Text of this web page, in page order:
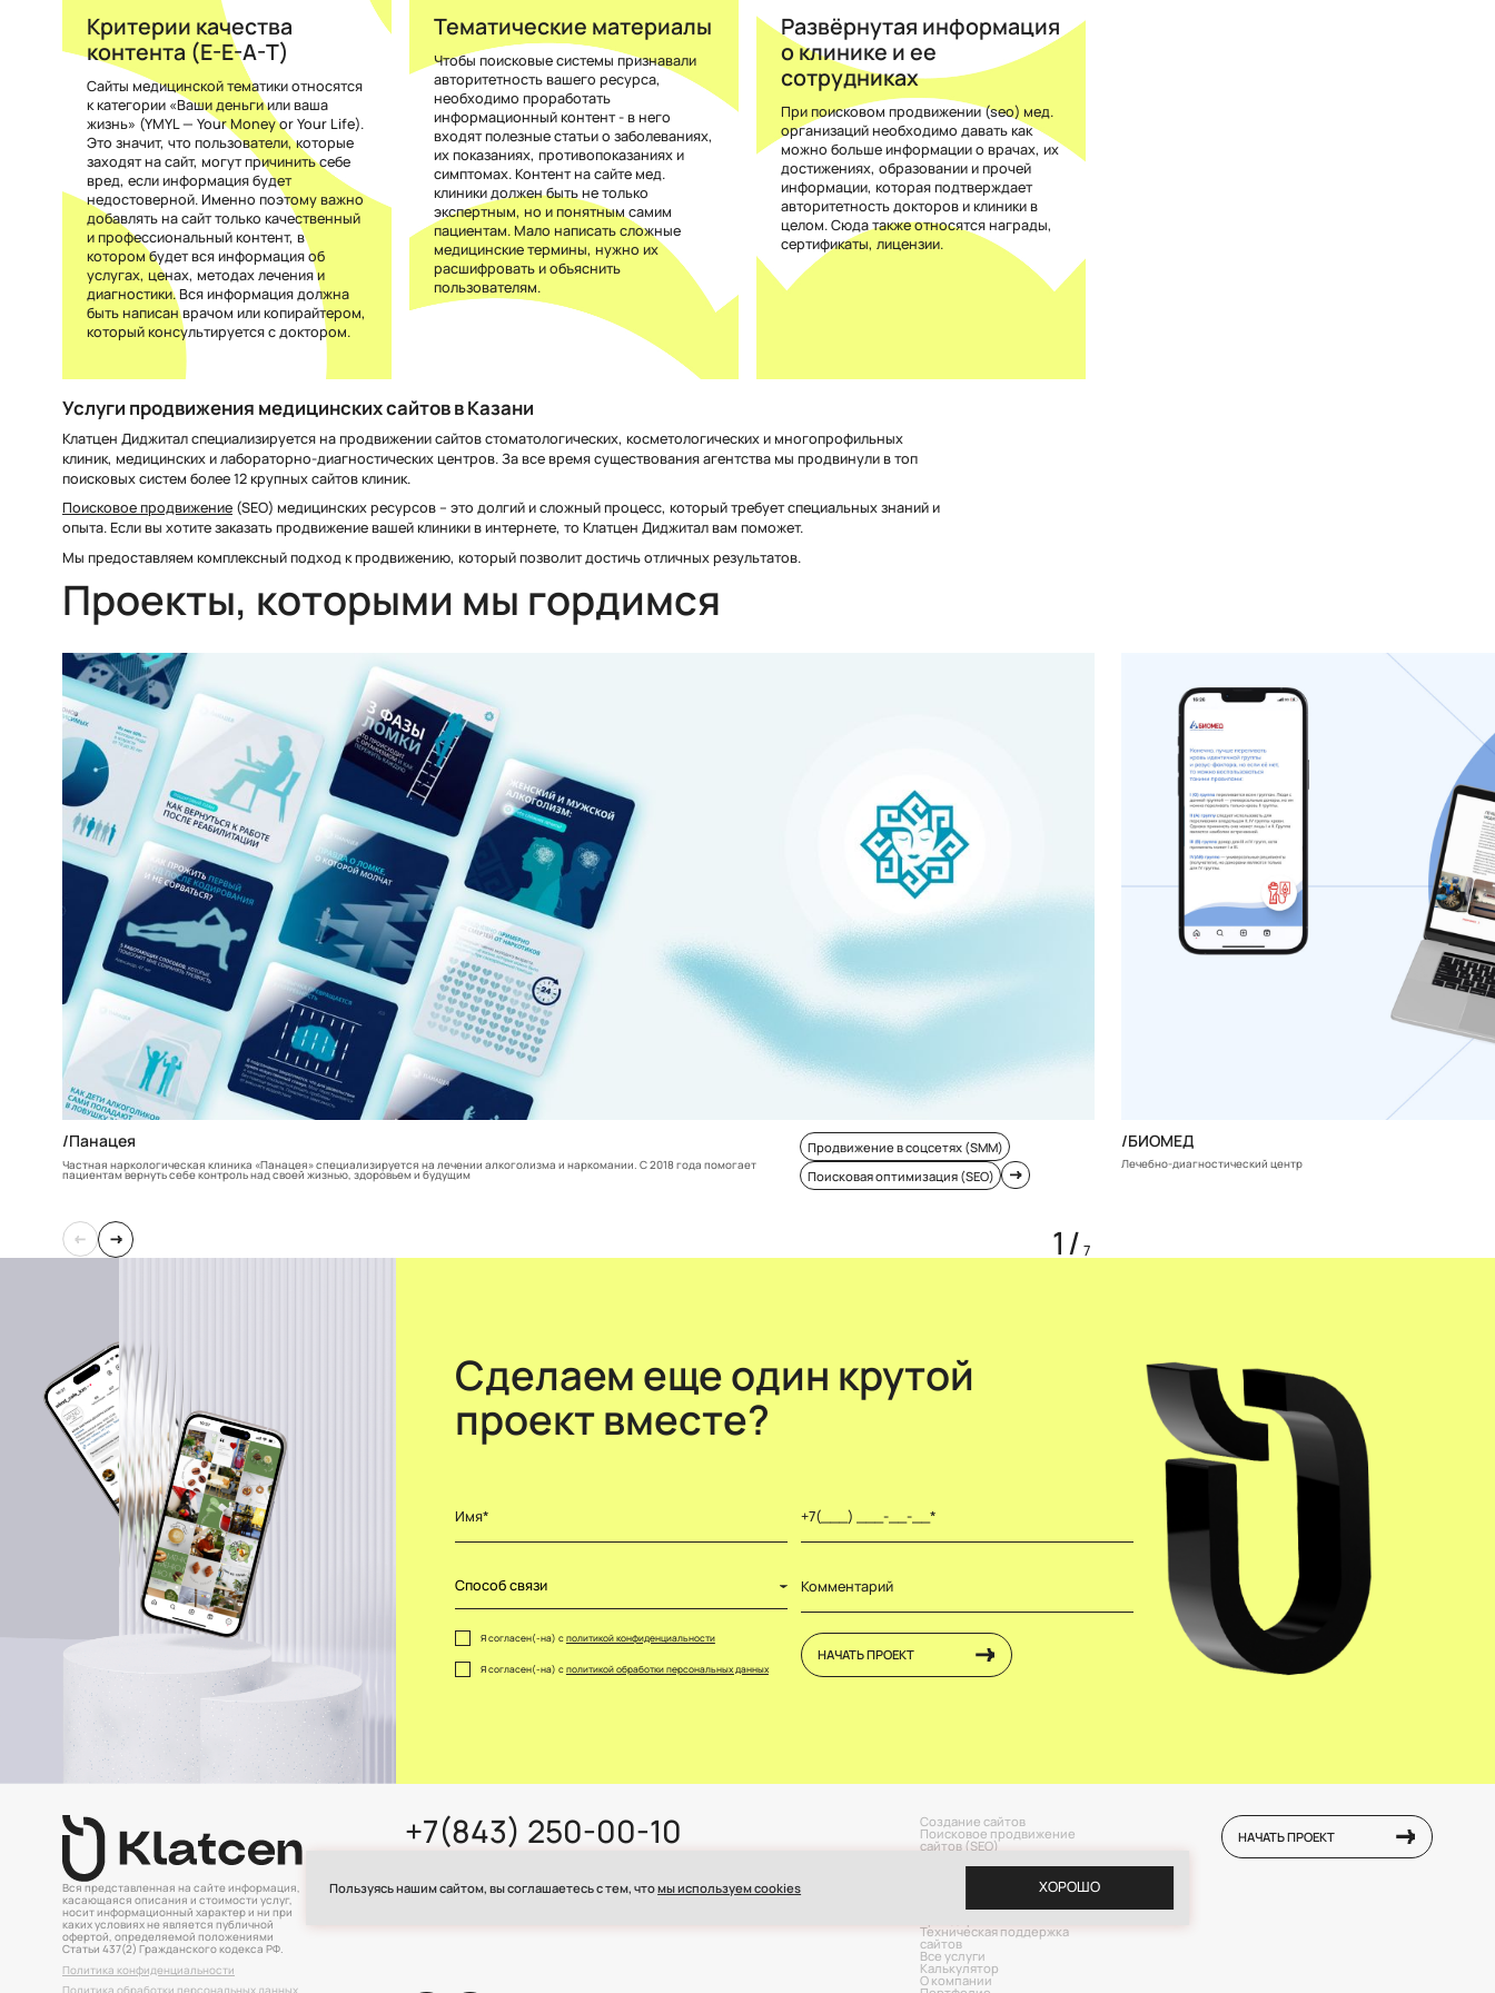
Критерии качества
контента (E-E-A-T)
Сайты медицинской тематики относятся
к категории «Ваши деньги или ваша
жизнь» (YMYL — Your Money or Your Life).
Это значит, что пользователи, которые
заходят на сайт, могут причинить себе
вред, если информация будет
недостоверной. Именно поэтому важно
добавлять на сайт только качественный
и профессиональный контент, в
котором будет вся информация об
услугах, ценах, методах лечения и
диагностики. Вся информация должна
быть написан врачом или копирайтером,
который консультируется с доктором.
Тематические материалы
Чтобы поисковые системы признавали
авторитетность вашего ресурса,
необходимо проработать
информационный контент - в него
входят полезные статьи о заболеваниях,
их показаниях, противопоказаниях и
симптомах. Контент на сайте мед.
клиники должен быть не только
экспертным, но и понятным самим
пациентам. Мало написать сложные
медицинские термины, нужно их
расшифровать и объяснить
пользователям.
Развёрнутая информация
о клинике и ее
сотрудниках
При поисковом продвижении (seo) мед.
организаций необходимо давать как
можно больше информации о врачах, их
достижениях, образовании и прочей
информации, которая подтверждает
авторитетность докторов и клиники в
целом. Сюда также относятся награды,
сертификаты, лицензии.
Услуги продвижения медицинских сайтов в Казани
Клатцен Диджитал специализируется на продвижении сайтов стоматологических, косметологических и многопрофильных
клиник, медицинских и лабораторно-диагностических центров. За все время существования агентства мы продвинули в топ
поисковых систем более 12 крупных сайтов клиник.
Поисковое продвижение (SEO) медицинских ресурсов – это долгий и сложный процесс, который требует специальных знаний и
опыта. Если вы хотите заказать продвижение вашей клиники в интернете, то Клатцен Диджитал вам поможет.
Мы предоставляем комплексный подход к продвижению, который позволит достичь отличных результатов.
Проекты, которыми мы гордимся
/Панацея
Частная наркологическая клиника «Панацея» специализируется на лечении алкоголизма и наркомании. С 2018 года помогает
пациентам вернуть себе контроль над своей жизнью, здоровьем и будущим
Продвижение в соцсетях (SMM)
Поисковая оптимизация (SEO)
/БИОМЕД
Лечебно-диагностический центр
1/ 7
Сделаем еще один крутой
проект вместе?
Способ связи
Я согласен(-на) сполитикой конфиденциальности
Я согласен(-на) сполитикой обработки персональных данных
НАЧАТЬ ПРОЕКТ
Вся представленная на сайте информация,
касающаяся описания и стоимости услуг,
носит информационный характер и ни при
каких условиях не является публичной
офертой, определяемой положениями
Статьи 437(2) Гражданского кодекса РФ.
Политика конфиденциальности
+7(843) 250-00-10
klatcenklatcen@yandex.ru
Офис: г. Казань, ул. Маяковского, 4
Создание сайтов
Поисковое продвижение
сайтов (SEO)
Контекстная реклама
Продвижение на Авито
Таргетированная реклама
Техническая поддержка
сайтов
Все услуги
Калькулятор
О компании
НАЧАТЬ ПРОЕКТ
Пользуясь нашим сайтом, вы соглашаетесь с тем, чтомы используем cookies ХОРОШО